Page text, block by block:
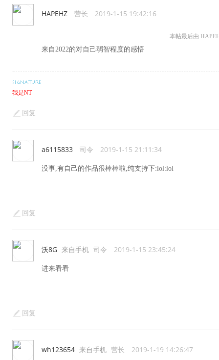
HAPEHZ 营长 2019-1-15 19:42:16
本帖最后由
来自2022的对自己弱智程度的感悟
我是NT
回复
a6115833 司令 2019-1-15 21:11:34
没事,有自己的作品很棒棒啦,纯支持下:lol:lol
回复
沃8G 来自手机 司令 2019-1-15 23:45:24
进来看看
回复
wh123654 来自手机 营长 2019-1-19 14:26:47